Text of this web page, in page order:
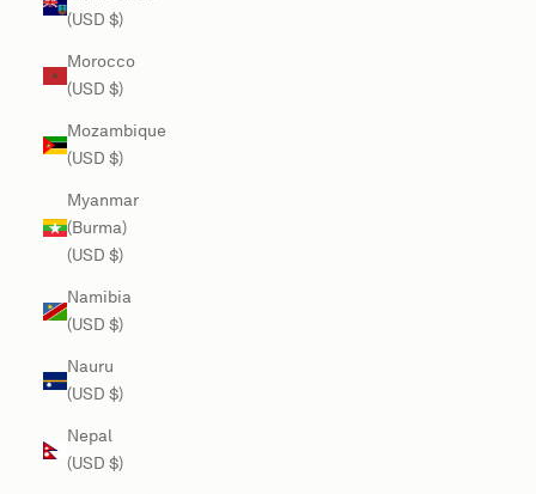
(USD $)
Morocco
(USD $)
Mozambique
(USD $)
Myanmar
(Burma)
(USD $)
Namibia
(USD $)
Nauru
(USD $)
Nepal
(USD $)